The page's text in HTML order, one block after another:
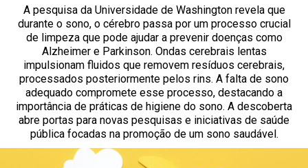
A pesquisa da Universidade de Washington revela que
durante o sono, o cérebro passa por um processo crucial
de limpeza que pode ajudar a prevenir doenças como
Alzheimer e Parkinson. Ondas cerebrais lentas
impulsionam fluidos que removem resíduos cerebrais,
processados posteriormente pelos rins. A falta de sono
adequado compromete esse processo, destacando a
importância de práticas de higiene do sono. A descoberta
abre portas para novas pesquisas e iniciativas de saúde
pública focadas na promoção de um sono saudável.